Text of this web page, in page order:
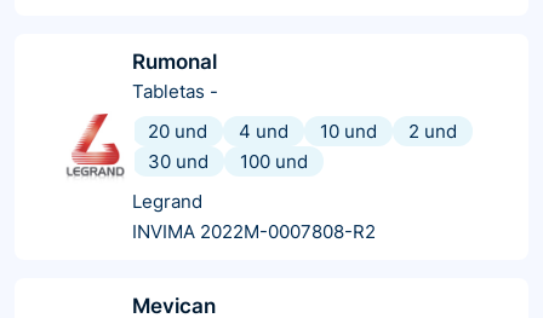
Rumonal
Tabletas -
20 und
4 und 10 und
2 und
30 und
100 und
Legrand
INVIMA 2022M-0007808-R2
Mevican